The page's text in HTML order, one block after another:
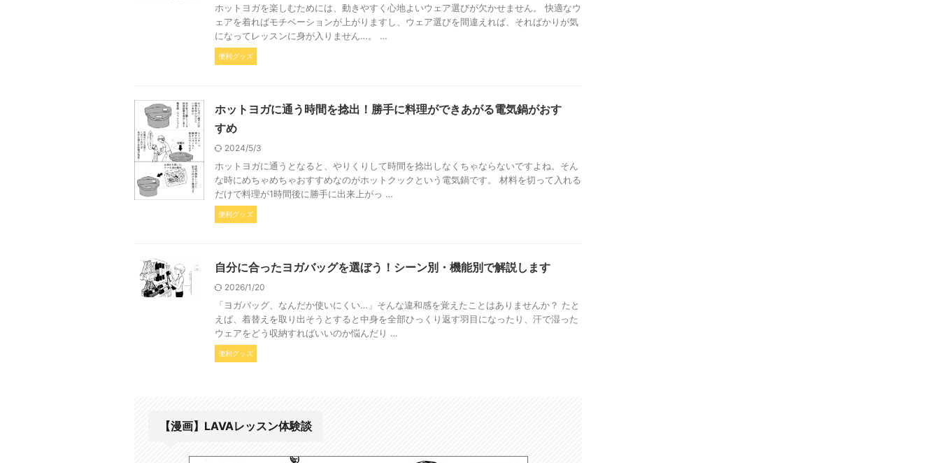
ホットヨガを楽しむためには、動きやすく心地よいウェア選びが欠かせません。 快適なウ
ェアを着ればモチベーションが上がりますし、ウェア選びを間違えれば、そればかりが気
になってレッスンに身が入りません…。 …
便利グッズ
ホットヨガに通う時間を捻出！勝手に料理ができあがる電気鍋がおす
すめ
2024/5/3
ホットヨガに通うとなると、やりくりして時間を捻出しなくちゃならないですよね。そん
な時にめちゃめちゃおすすめなのがホットクックという電気鍋です。 材料を切って入れる
だけで料理が1時間後に勝手に出来上がっ …
便利グッズ
自分に合ったヨガバッグを選ぼう！シーン別・機能別で解説します
2026/1/20
「ヨガバッグ、なんだか使いにくい…」そんな違和感を覚えたことはありませんか？ たと
えば、着替えを取り出そうとすると中身を全部ひっくり返す羽目になったり、汗で湿った
ウェアをどう収納すればいいのか悩んだり …
便利グッズ
【漫画】LAVAレッスン体験談